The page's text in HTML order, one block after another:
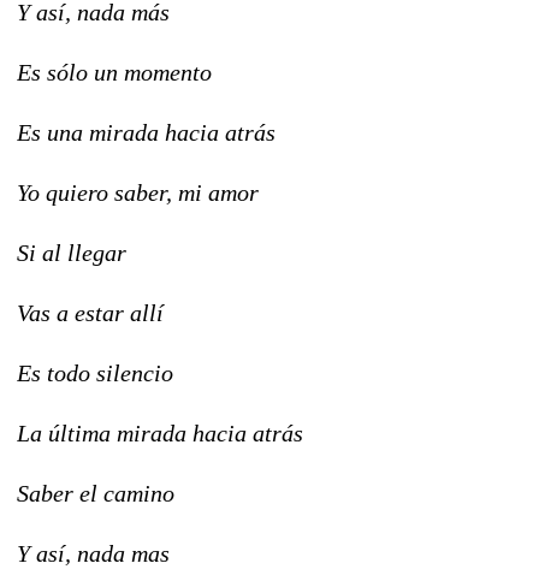
Y así, nada más
Es sólo un momento
Es una mirada hacia atrás
Yo quiero saber, mi amor
Si al llegar
Vas a estar allí
Es todo silencio
La última mirada hacia atrás
Saber el camino
Y así, nada mas